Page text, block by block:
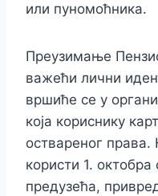
или пуномоћника.
Преузимање
важећи лични
вршиће се у
која кориснику
оствареног права.
користи 1.
предузећа,